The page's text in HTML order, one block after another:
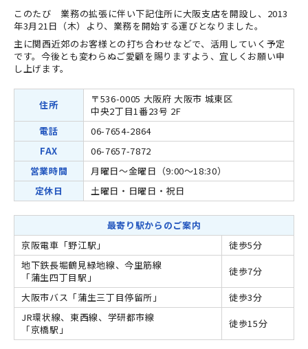
このたび 業務の拡張に伴い下記住所に大阪支店を開設し、2013
年3月21日（木）より、業務を開始する運びとなりました。
主に関西近郊のお客様との打ち合わせなどで、活用していく予定
です。今後とも変わらぬご愛顧を賜りますよう、宜しくお願い申
し上げます。
住所
〒536-0005 大阪府 大阪市 城東区
中央2丁目1番23号 2F
電話
06-7654-2864
FAX
06-7657-7872
営業時間
月曜日～金曜日（9:00～18:30）
定休日
土曜日・日曜日・祝日
最寄り駅からのご案内
京阪電車「野江駅」
徒歩5分
地下鉄長堀鶴見緑地線、今里筋線
「蒲生四丁目駅」
徒歩7分
大阪市バス「蒲生三丁目停留所」
徒歩3分
JR環状線、東西線、学研都市線
「京橋駅」
徒歩15分